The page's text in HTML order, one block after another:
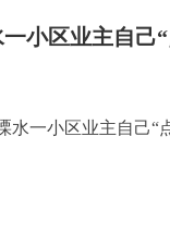
小区业主自己
水一小区业主自己“